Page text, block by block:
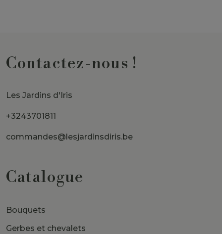
Contactez-nous !
Les Jardins d'Iris
+3243701811
commandes@lesjardinsdiris.be
Catalogue
Bouquets
Gerbes et chevalets